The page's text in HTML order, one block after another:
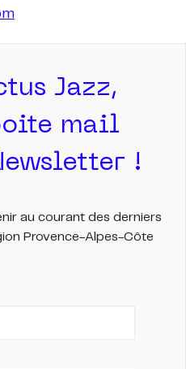
Jazz,
mail
!
au courant des derniers
Provence-Alpes-Côte